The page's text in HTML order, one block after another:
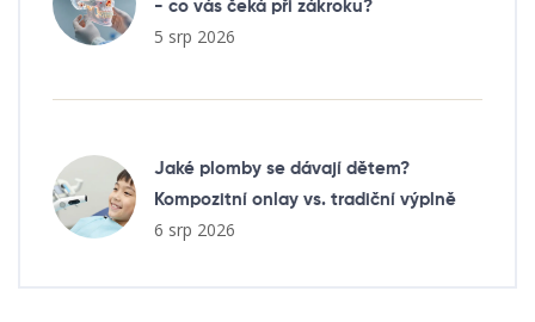
- co vás čeká při zákroku?
5 srp 2026
Jaké plomby se dávají dětem?
Kompozitní onlay vs. tradiční výplně
6 srp 2026